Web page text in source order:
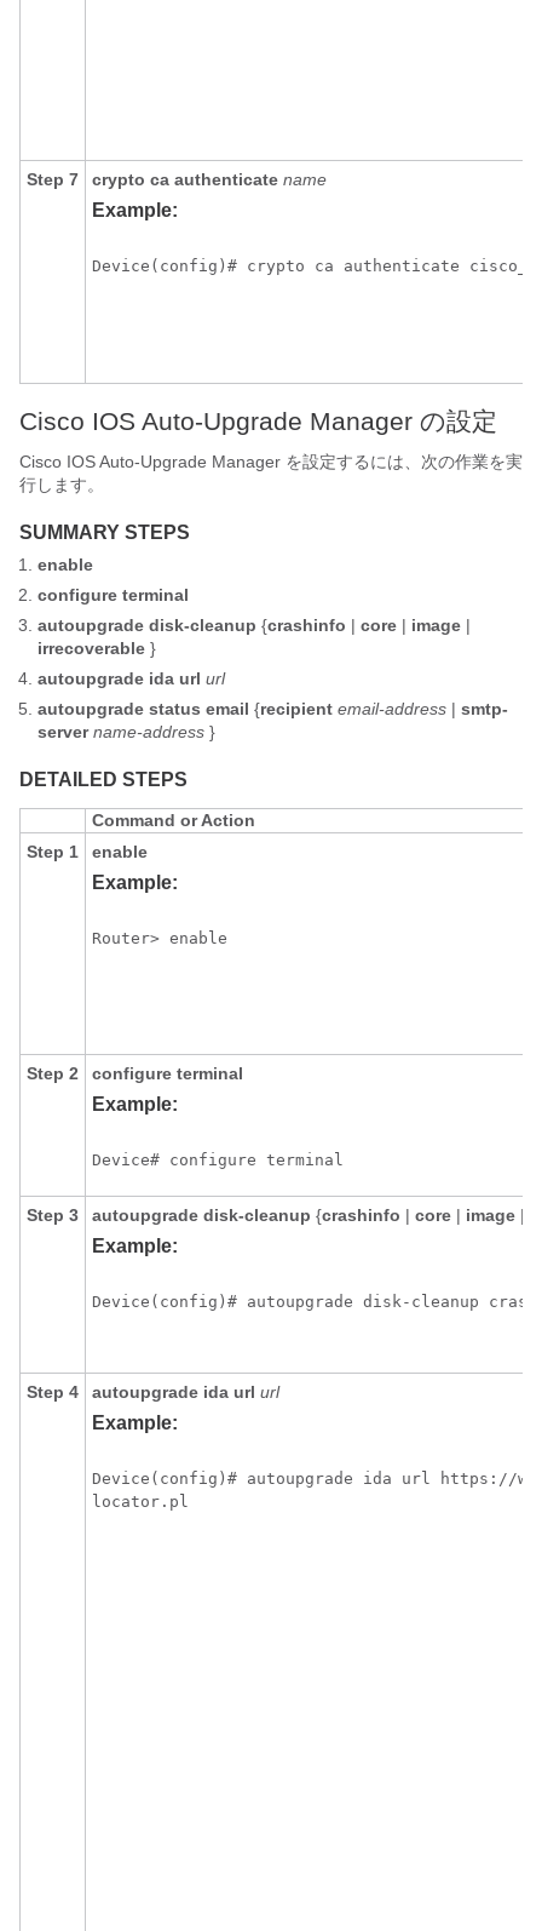
Step 7 crypto ca authenticate name
Example:
Device(config)# crypto ca authenticate
Cisco IOS Auto-Upgrade Manager の設定
Cisco IOS Auto-Upgrade Manager を設定するには、次の作業を実
行します。
SUMMARY STEPS
enable
configure terminal
autoupgrade disk-cleanup {crashinfo | core | image |
irrecoverable }
autoupgrade ida url url
autoupgrade status email {recipient email-address | smtp-
server name-address }
DETAILED STEPS
Command or Action
Step 1
enable
Example:
Router> enable
Step 2 configure terminal
Example:
Device# configure terminal
Step 3 autoupgrade disk-cleanup {crashinfo | core | image |
Example:
Device(config)# autoupgrade disk-cleanup
Step 4 autoupgrade ida url url
Example:
Device(config)# autoupgrade ida url https://
locator.pl